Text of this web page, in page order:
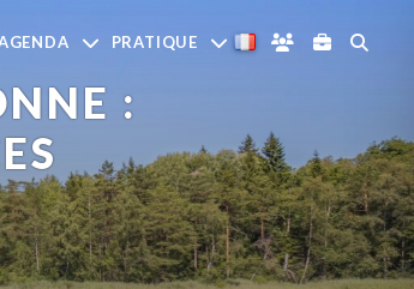
PRATIQUE
: